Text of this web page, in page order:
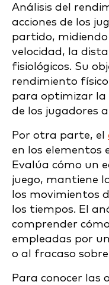
Análisis del
acciones de los
partido,
velocidad, la
fisiológicos. Su
rendimiento
para optimizar la
de los jugadores
Por otra parte, el
en los elementos
Evalúa cómo un
juego, mantiene
los movimientos
los tiempos. El
comprender
empleadas por
o al fracaso
Para conocer las